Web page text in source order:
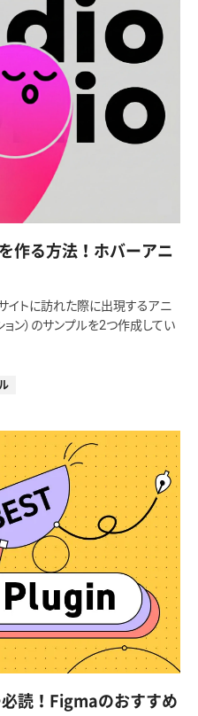
作る方法！ホバーアニ
イトに訪れた際に出現するアニ
ン）のサンプルを2つ作成してい
読！Figmaのおすすめ